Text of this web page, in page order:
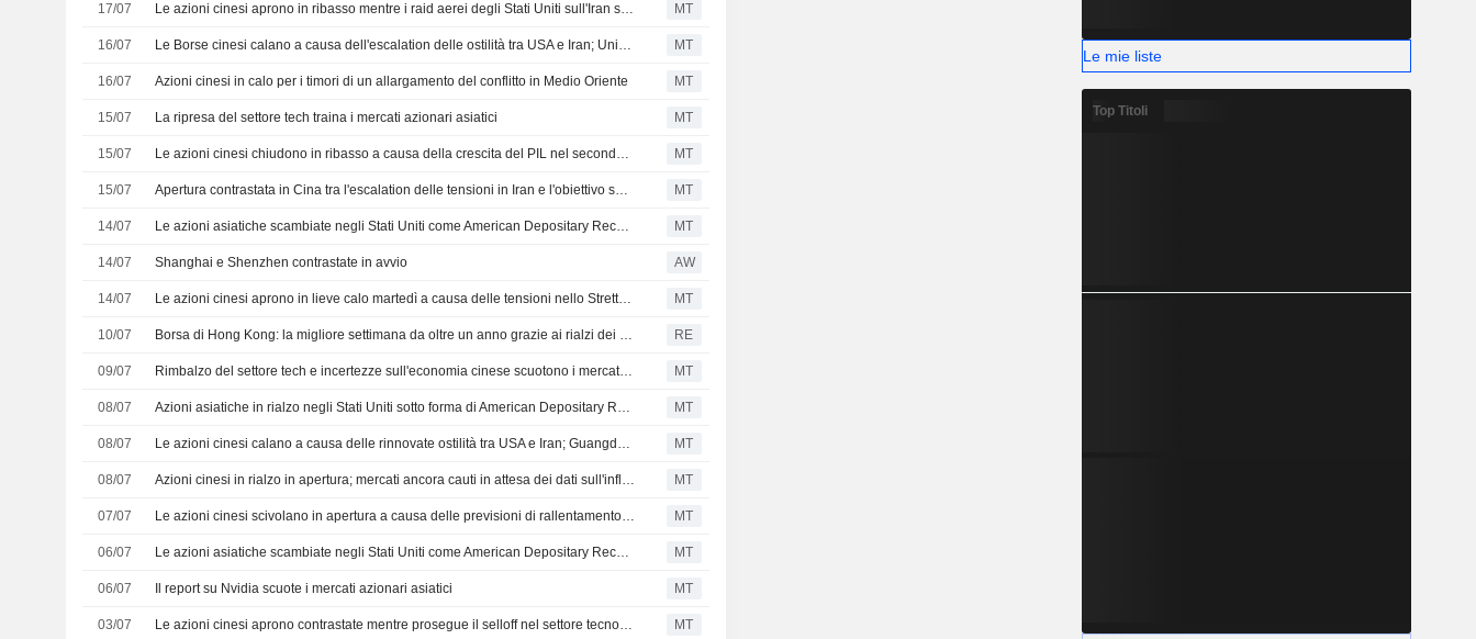
17/07 Le azioni cinesi aprono in ribasso mentre i raid aerei degli Stati Uniti sull'Iran scuotono i mercati MT
16/07 Le Borse cinesi calano a causa dell'escalation delle ostilità tra USA e Iran; Unisplendour balza del 9% MT
16/07 Azioni cinesi in calo per i timori di un allargamento del conflitto in Medio Oriente MT
15/07 La ripresa del settore tech traina i mercati azionari asiatici MT
15/07 Le azioni cinesi chiudono in ribasso a causa della crescita del PIL nel secondo trimestre inferiore alle attese; China Aerospace Times Electronics crolla del 9% MT
15/07 Apertura contrastata in Cina tra l'escalation delle tensioni in Iran e l'obiettivo sui consumi per il 2030 fissato da Pechino MT
14/07 Le azioni asiatiche scambiate negli Stati Uniti come American Depositary Receipts salgono nella sessione di martedì MT
14/07 Shanghai e Shenzhen contrastate in avvio AW
14/07 Le azioni cinesi aprono in lieve calo martedì a causa delle tensioni nello Stretto di Hormuz MT
10/07 Borsa di Hong Kong: la migliore settimana da oltre un anno grazie ai rialzi dei titoli internet cinesi RE
09/07 Rimbalzo del settore tech e incertezze sull'economia cinese scuotono i mercati azionari asiatici MT
08/07 Azioni asiatiche in rialzo negli Stati Uniti sotto forma di American Depositary Receipts nella sessione di mercoledì MT
08/07 Le azioni cinesi calano a causa delle rinnovate ostilità tra USA e Iran; Guangdong Songfa Ceramics sale del 6% MT
08/07 Azioni cinesi in rialzo in apertura; mercati ancora cauti in attesa dei dati sull'inflazione di giugno MT
07/07 Le azioni cinesi scivolano in apertura a causa delle previsioni di rallentamento della crescita economica MT
06/07 Le azioni asiatiche scambiate negli Stati Uniti come American Depositary Receipts volano nella sessione di lunedì MT
06/07 Il report su Nvidia scuote i mercati azionari asiatici MT
03/07 Le azioni cinesi aprono contrastate mentre prosegue il selloff nel settore tecnologico MT
Le mie liste
Top Titoli